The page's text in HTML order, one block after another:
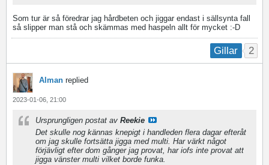
Som tur är så föredrar jag hårdbeten och jiggar endast i sällsynta fall
så slipper man stå och skämmas med haspeln allt för mycket :⁠-⁠D
Gillar 2
Alman replied
2023-01-06, 21:00
Ursprungligen postat av Reekie
Det skulle nog kännas knepigt i handleden flera dagar efteråt
om jag skulle fortsätta jigga med multi. Har värkt något
förjävligt efter dom gånger jag provat, har iofs inte provat att
jigga vänster multi vilket borde funka.